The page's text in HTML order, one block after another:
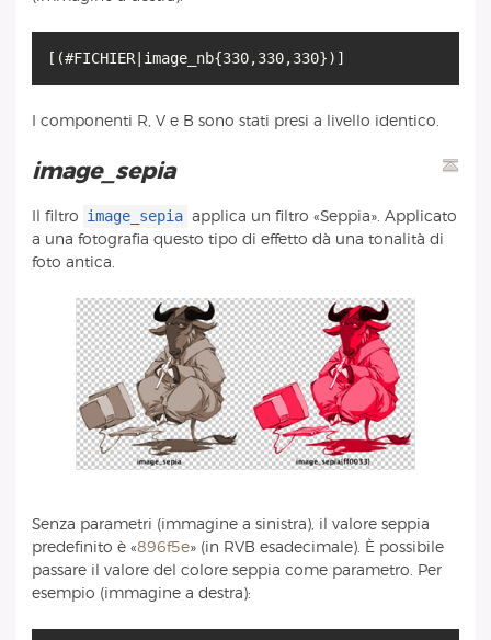
I componenti R, V e B sono stati presi a livello identico.
image_sepia
Il filtro image_sepia applica un filtro «Seppia». Applicato
a una fotografia questo tipo di effetto dà una tonalità di
foto antica.
Senza parametri (immagine a sinistra), il valore seppia
predefinito è «896f5e» (in RVB esadecimale). È possibile
passare il valore del colore seppia come parametro. Per
esempio (immagine a destra):